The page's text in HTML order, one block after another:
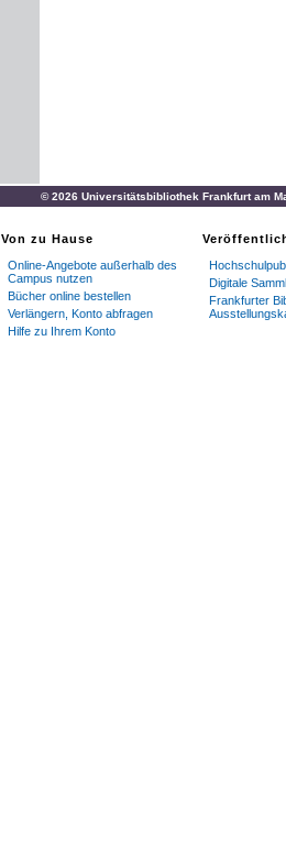
© 2026 Universitätsbibliothek Frankfurt am
Von zu Hause
Online-Angebote außerhalb des
Campus nutzen
Bücher online bestellen
Verlängern, Konto abfragen
Hilfe zu Ihrem Konto
Digitale
Frankfurter